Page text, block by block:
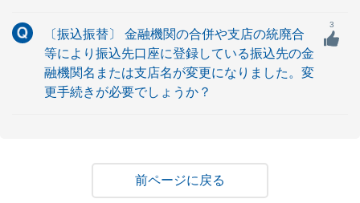
〔振込振替〕 金融機関の合併や支店の統廃合
等により振込先口座に登録している振込先の金
融機関名または支店名が変更になりました。変
更手続きが必要でしょうか？
3
戻る